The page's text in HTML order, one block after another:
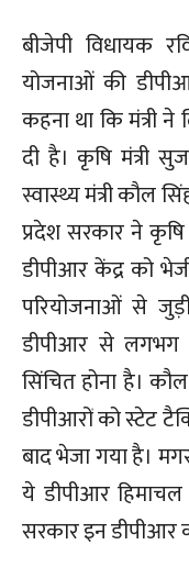
बीजेपी विधायक
योजनाओं की
कहना था कि मंत्री
दी है। कृषि मंत्री
स्वास्थ्य मंत्री कौल
प्रदेश सरकार ने
डीपीआर केंद्र को
परियोजनाओं से
डीपीआर से लगभग
सिंचित होना है।
डीपीआरों को स्टेट
बाद भेजा गया है।
ये डीपीआर
सरकार इन डीपीआर